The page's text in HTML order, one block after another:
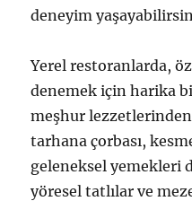
deneyim
Yerel restoranlarda,
denemek için harika
meşhur lezzetlerinden
tarhana çorbası,
geleneksel yemekleri
yöresel tatlılar ve